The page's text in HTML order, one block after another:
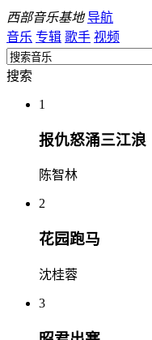
西部音乐基地 导航
音乐 专辑 歌手 视频
搜索
1
报仇怒涌三江浪
陈智林
2
花园跑马
沈桂蓉
3